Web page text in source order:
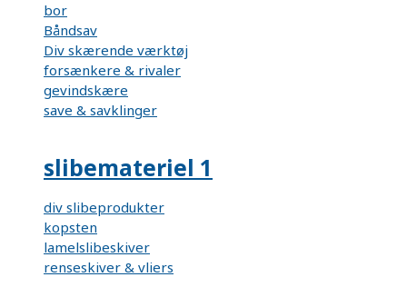
bor
Båndsav
Div skærende værktøj
forsænkere & rivaler
gevindskære
save & savklinger
slibemateriel 1
div slibeprodukter
kopsten
lamelslibeskiver
renseskiver & vliers